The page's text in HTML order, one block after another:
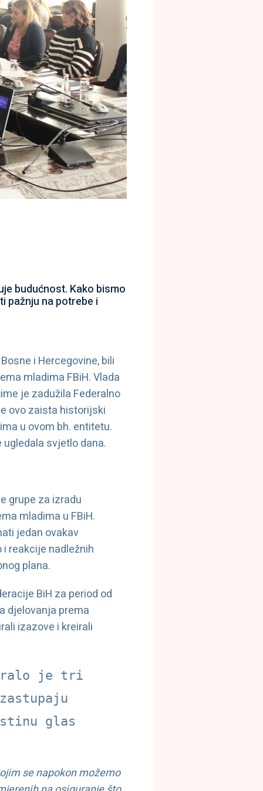
budućnost. Kako bismo
pažnju na potrebe i
i Hercegovine, bili
mladima FBiH. Vlada
je zadužila Federalno
ovo zaista historijski
u ovom bh. entitetu.
svjetlo dana.
grupe za izradu
mladima u FBiH.
jedan ovakav
reakcije nadležnih
plana.
BiH za period od
djelovanja prema
izazove i kreirali
je tri
glas
se napokon možemo